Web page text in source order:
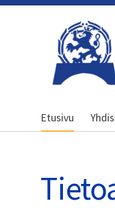
Etusivu